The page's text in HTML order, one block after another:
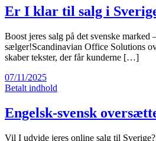
Er I klar til salg i
Boost jeres salg på det svenske marked
sælger!Scandinavian Office Solutions
skaber tekster, der får kunderne […]
07/11/2025
Betalt indhold
Engelsk-svensk
Vil I udvide jeres online salg til